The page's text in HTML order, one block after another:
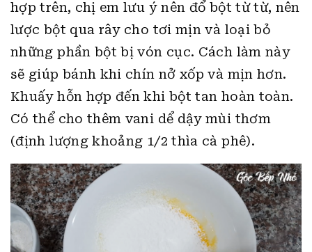
hợp trên, chị em lưu ý nên đổ bột từ từ, nên
lược bột qua rây cho tơi mịn và loại bỏ
những phần bột bị vón cục. Cách làm này
sẽ giúp bánh khi chín nở xốp và mịn hơn.
Khuấy hỗn hợp đến khi bột tan hoàn toàn.
Có thể cho thêm vani dể dậy mùi thơm
(định lượng khoảng 1/2 thìa cà phê).